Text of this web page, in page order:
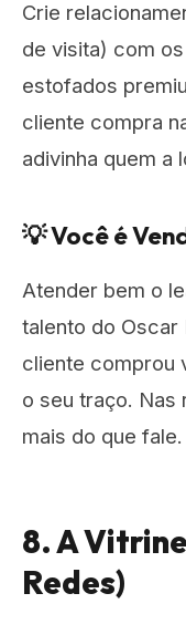
Crie
de visita) com
estofados
cliente compra
adivinha quem a
💡 Você é
Atender bem o
talento do Oscar
cliente comprou
o seu traço.
mais do que
8. A
Redes)